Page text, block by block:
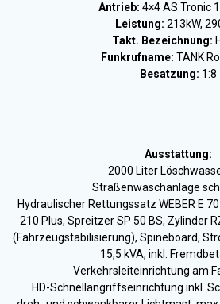
Antrieb: 4×4 AS Tronic
Leistung: 213kW,
Takt. Bezeichnung:
Funkrufname: TANK
Besatzung: 1:8
Ausstattung:
2000 Liter
Straßenwaschanlage
Hydraulischer Rettungssatz WEBER E
210 Plus, Spreitzer SP 50 BS, Zylinder
(Fahrzeugstabilisierung), Spineboard,
15,5 kVA, inkl.
Verkehrsleiteinrichtung am
HD-Schnellangriffseinrichtung inkl.